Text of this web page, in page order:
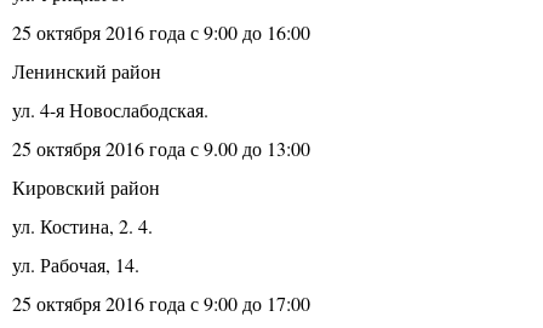
25 октября 2016 года с 9:00 до 16:00
Ленинский район
ул. 4-я Новослабодская.
25 октября 2016 года с 9.00 до 13:00
Кировский район
ул. Костина, 2. 4.
ул. Рабочая, 14.
25 октября 2016 года с 9:00 до 17:00